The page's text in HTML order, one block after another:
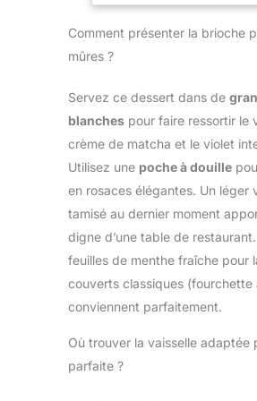
dans
en
DES
LA
Nous
Nous
la
avoir
Il
en
la
et
peut
FINE
aide
les
secs.
Comment présenter la brioche
mûres ?
Servez ce dessert dans de
blanches pour faire ressortir le
crème de matcha et le violet
Utilisez une poche à douille
en rosaces élégantes. Un léger
tamisé au dernier moment
digne d’une table de
feuilles de menthe fraîche pour
couverts classiques
conviennent parfaitement.
Où trouver la vaisselle adaptée
parfaite ?